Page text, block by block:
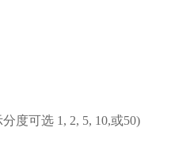
分度可选 1, 2, 5, 10,或50)